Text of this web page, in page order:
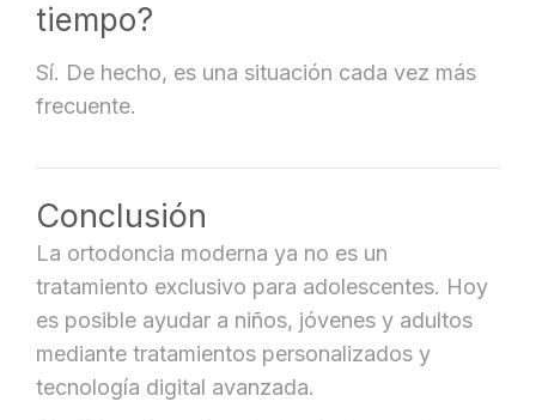
tiempo?
Sí. De hecho, es una situación cada vez más
frecuente.
Conclusión
La ortodoncia moderna ya no es un
tratamiento exclusivo para adolescentes. Hoy
es posible ayudar a niños, jóvenes y adultos
mediante tratamientos personalizados y
tecnología digital avanzada.